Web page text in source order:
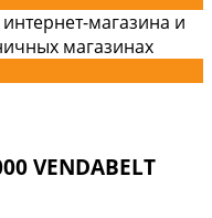
магазина и
магазинах
VENDABELT